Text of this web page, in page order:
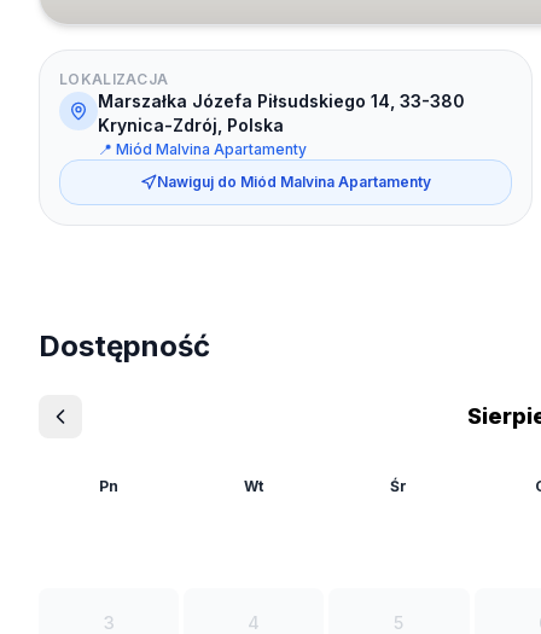
LOKALIZACJA
Marszałka Józefa Piłsudskiego 14, 33-380
Krynica-Zdrój, Polska
📍 Miód Malvina Apartamenty
Nawiguj do Miód Malvina Apartamenty
Dostępność
Pn Wt Śr
3 4 5